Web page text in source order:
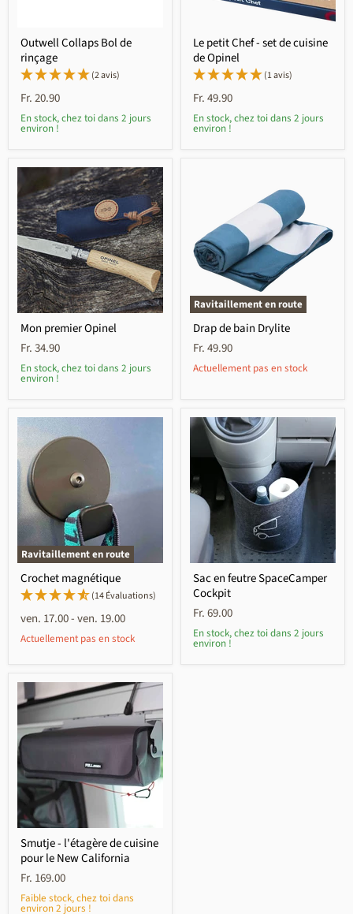
Outwell Collaps Bol de
rinçage
(2 avis)
Fr. 20.90
En stock, chez toi dans 2 jours
environ !
Le petit Chef - set de cuisine
de Opinel
(1 avis)
Fr. 49.90
En stock, chez toi dans 2 jours
environ !
Mon premier Opinel
Fr. 34.90
En stock, chez toi dans 2 jours
environ !
Ravitaillement en route
Drap de bain Drylite
Fr. 49.90
Actuellement pas en stock
Ravitaillement en route
Crochet magnétique
(14 Évaluations)
ven. 17.00-ven. 19.00
Actuellement pas en stock
Sac en feutre SpaceCamper
Cockpit
Fr. 69.00
En stock, chez toi dans 2 jours
environ !
Smutje - l'étagère de cuisine
pour le New California
Fr. 169.00
Faible stock, chez toi dans
environ 2 jours !